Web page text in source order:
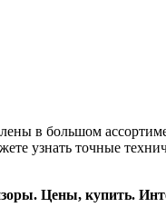
в большом
узнать точные
Цены, купить.